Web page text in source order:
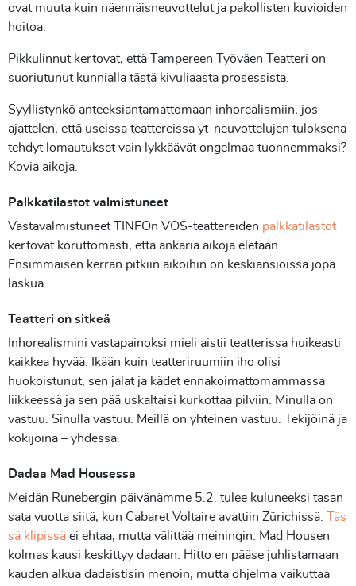
ovat muuta kuin näennäisneuvottelut ja pakollisten kuvioiden
hoitoa.
Pikkulinnut kertovat, että Tampereen Työväen Teatteri on
suoriutunut kunnialla tästä kivuliaasta prosessista.
Syyllistynkö anteeksiantamattomaan inhorealismiin, jos
ajattelen, että useissa teattereissa yt-neuvottelujen tuloksena
tehdyt lomautukset vain lykkäävät ongelmaa tuonnemmaksi?
Kovia aikoja.
Palkkatilastot valmistuneet
Vastavalmistuneet TINFOn VOS-teattereiden palkkatilastot
kertovat koruttomasti, että ankaria aikoja eletään.
Ensimmäisen kerran pitkiin aikoihin on keskiansioissa jopa
laskua.
Teatteri on sitkeä
Inhorealismini vastapainoksi mieli aistii teatterissa huikeasti
kaikkea hyvää. Ikään kuin teatteriruumiin iho olisi
huokoistunut, sen jalat ja kädet ennakoimattomammassa
liikkeessä ja sen pää uskaltaisi kurkottaa pilviin. Minulla on
vastuu. Sinulla vastuu. Meillä on yhteinen vastuu. Tekijöinä ja
kokijoina – yhdessä.
Dadaa Mad Housessa
Meidän Runebergin päivänämme 5.2. tulee kuluneeksi tasan
sata vuotta siitä, kun Cabaret Voltaire avattiin Zürichissä.
Täs
sä klipissä ei ehtaa, mutta välittää meiningin. Mad Housen
kolmas kausi keskittyy dadaan. Hitto en pääse juhlistamaan
kauden alkua dadaistisin menoin, mutta ohjelma vaikuttaa